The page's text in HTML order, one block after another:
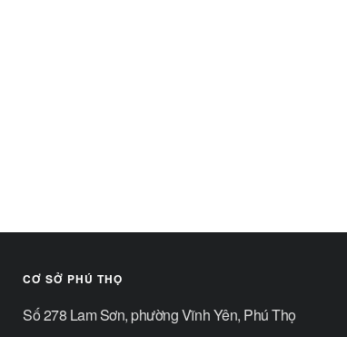
CƠ SỞ PHÚ THỌ
Số 278 Lam Sơn, phường Vĩnh Yên, Phú Thọ